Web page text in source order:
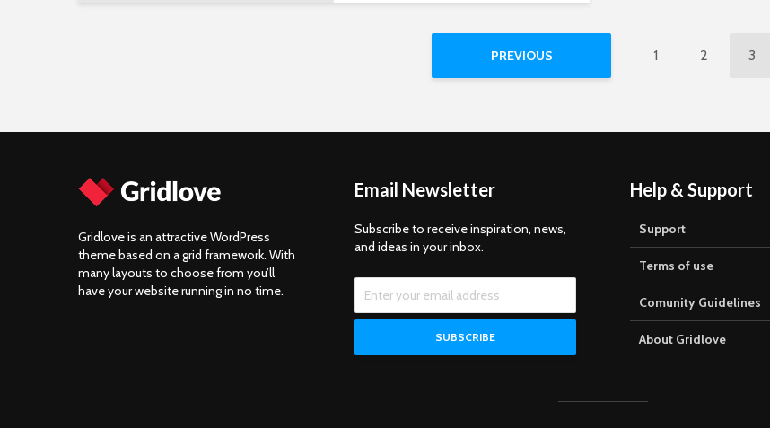
PREVIOUS 1 2 3
Gridlove is an attractive WordPress
theme based on a grid framework. With
many layouts to choose from you’ll
have your website running in no time.
Email Newsletter
Subscribe to receive inspiration, news,
and ideas in your inbox.
Help & Support
Support
Terms of use
Comunity Guidelines
About Gridlove